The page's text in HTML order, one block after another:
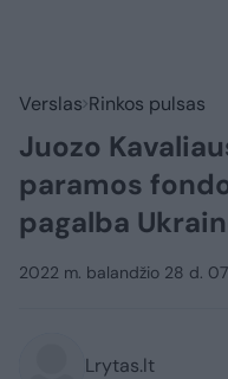
Verslas Rinkos pulsas
Juozo
paramos
pagalba
2022 m. balandžio 28 d.
Lrytas.lt